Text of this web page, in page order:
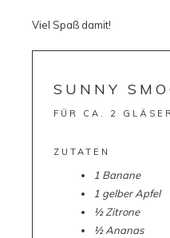
Viel Spaß damit!
SUNNY
FÜR CA. 2
ZUTATEN
1 Banane
1 gelber Apfel
½ Zitrone
½ Ananas